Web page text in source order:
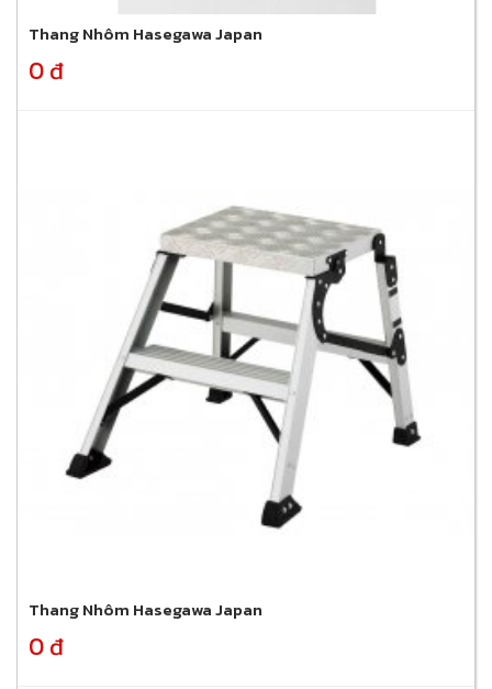
Thang Nhôm Hasegawa Japan
0 đ
Thang Nhôm Hasegawa Japan
0 đ